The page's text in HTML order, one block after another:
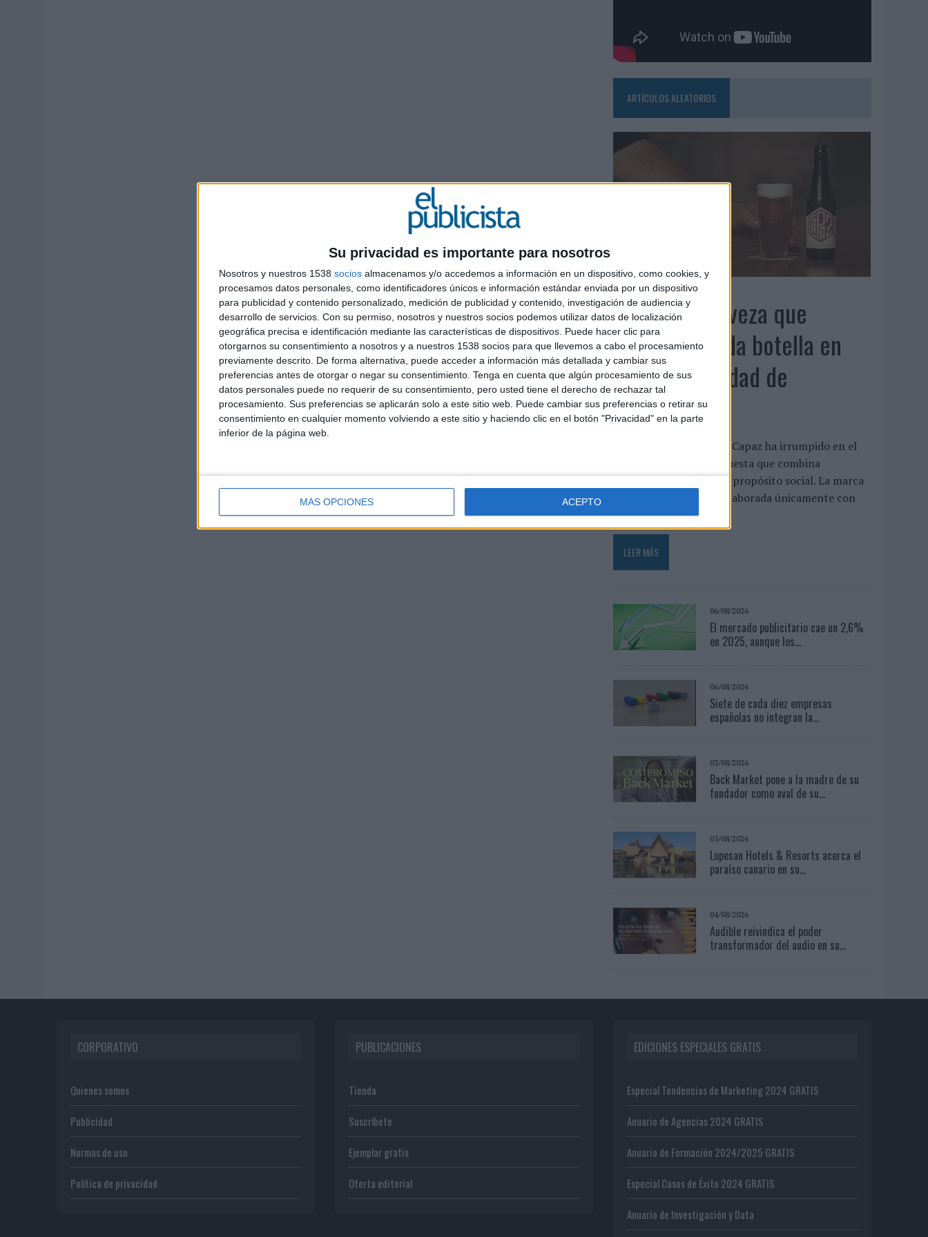
Su privacidad es importante para nosotros
Nosotros y nuestros 1538 socios almacenamos y/o accedemos a información en un dispositivo, como cookies, y
procesamos datos personales, como identificadores únicos e información estándar enviada por un dispositivo
para publicidad y contenido personalizado, medición de publicidad y contenido, investigación de audiencia y
desarrollo de servicios. Con su permiso, nosotros y nuestros socios podemos utilizar datos de localización
geográfica precisa e identificación mediante las características de dispositivos. Puede hacer clic para
otorgarnos su consentimiento a nosotros y a nuestros 1538 socios para que llevemos a cabo el procesamiento
previamente descrito. De forma alternativa, puede acceder a información más detallada y cambiar sus
preferencias antes de otorgar o negar su consentimiento. Tenga en cuenta que algún procesamiento de sus
datos personales puede no requerir de su consentimiento, pero usted tiene el derecho de rechazar tal
procesamiento. Sus preferencias se aplicarán solo a este sitio web. Puede cambiar sus preferencias o retirar su
consentimiento en cualquier momento volviendo a este sitio y haciendo clic en el botón "Privacidad" en la parte
inferior de la página web.
MÁS OPCIONES ACEPTO
ARTÍCULOS ALEATORIOS
04/08/2026
Capaz, la cerveza que
convierte cada botella en
una oportunidad de
inclusión
La cervecera madrileña Capaz ha irrumpido en el
mercado con una propuesta que combina
elaboración artesanal y propósito social. La marca
presenta una cerveza elaborada únicamente con
agua, malta,...
LEER MÁS
06/08/2026
El mercado publicitario cae un 2,6%
en 2025, aunque los...
06/08/2026
Siete de cada diez empresas
españolas no integran la...
03/08/2026
Back Market pone a la madre de su
fundador como aval de su...
05/08/2026
Lopesan Hotels & Resorts acerca el
paraíso canario en su...
04/08/2026
Audible reivindica el poder
transformador del audio en su...
CORPORATIVO
Quienes somos
Publicidad
Normas de uso
Política de privacidad
PUBLICACIONES
Tienda
Suscríbete
Ejemplar gratis
Oferta editorial
EDICIONES ESPECIALES GRATIS
Especial Tendencias de Marketing 2024 GRATIS
Anuario de Agencias 2024 GRATIS
Anuario de Formación 2024/2025 GRATIS
Especial Casos de Éxito 2024 GRATIS
Anuario de Investigación y Data